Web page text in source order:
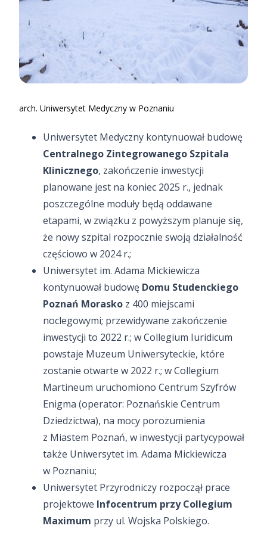
arch. Uniwersytet Medyczny w Poznaniu
Uniwersytet Medyczny kontynuował budowę
Centralnego Zintegrowanego Szpitala
Klinicznego, zakończenie inwestycji
planowane jest na koniec 2025 r., jednak
poszczególne moduły będą oddawane
etapami, w związku z powyższym planuje się,
że nowy szpital rozpocznie swoją działalność
częściowo w 2024 r.;
Uniwersytet im. Adama Mickiewicza
kontynuował budowę Domu Studenckiego
Poznań Morasko z 400 miejscami
noclegowymi; przewidywane zakończenie
inwestycji to 2022 r.; w Collegium Iuridicum
powstaje Muzeum Uniwersyteckie, które
zostanie otwarte w 2022 r.; w Collegium
Martineum uruchomiono Centrum Szyfrów
Enigma (operator: Poznańskie Centrum
Dziedzictwa), na mocy porozumienia
z Miastem Poznań, w inwestycji partycypował
także Uniwersytet im. Adama Mickiewicza
w Poznaniu;
Uniwersytet Przyrodniczy rozpoczął prace
projektowe Infocentrum przy Collegium
Maximum przy ul. Wojska Polskiego.